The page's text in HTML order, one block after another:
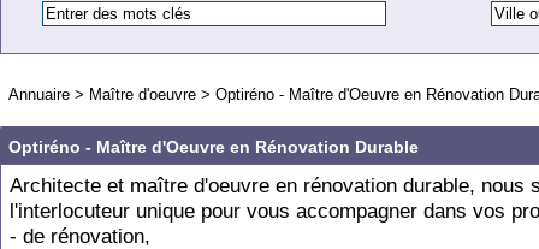
Annuaire > Maître d'oeuvre > Optiréno - Maître d'Oeuvre en Rénovation
Optiréno - Maître d'Oeuvre en Rénovation Durable
Architecte et maître d'oeuvre en rénovation durable, nous
l'interlocuteur unique pour vous accompagner dans vos
- de rénovation,